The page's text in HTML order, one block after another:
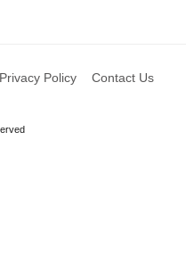
Privacy Policy Contact Us